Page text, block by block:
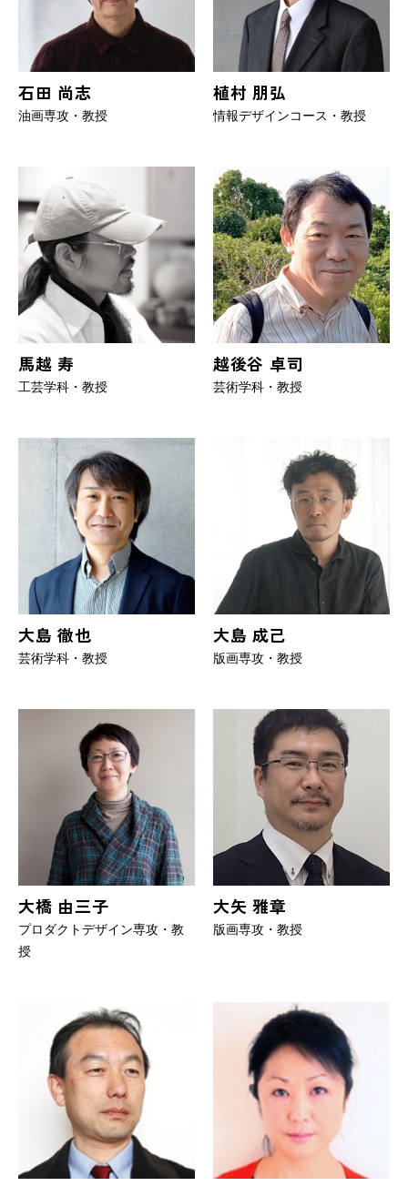
石田 尚志
油画専攻・教授
植村 朋弘
情報デザインコース・教授
馬越 寿
工芸学科・教授
越後谷 卓司
芸術学科・教授
大島 徹也
芸術学科・教授
大島 成己
版画専攻・教授
大橋 由三子
プロダクトデザイン専攻・教
授
大矢 雅章
版画専攻・教授